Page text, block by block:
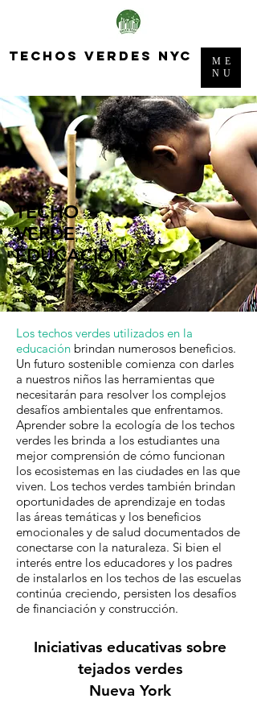
ME
NU
techos verdes nyc
TECHO
VERDE
EDUCACIÓN
Los techos verdes utilizados en la
educación brindan numerosos beneficios.
Un futuro sostenible comienza con darles
a nuestros niños las herramientas que
necesitarán para resolver los complejos
desafíos ambientales que enfrentamos.
Aprender sobre la ecología de los techos
verdes les brinda a los estudiantes una
mejor comprensión de cómo funcionan
los ecosistemas en las ciudades en las que
viven. Los techos verdes también brindan
oportunidades de aprendizaje en todas
las áreas temáticas y los beneficios
emocionales y de salud documentados de
conectarse con la naturaleza. Si bien el
interés entre los educadores y los padres
de instalarlos en los techos de las escuelas
continúa creciendo, persisten los desafíos
de financiación y construcción.
Iniciativas educativas sobre
tejados verdes
Nueva York